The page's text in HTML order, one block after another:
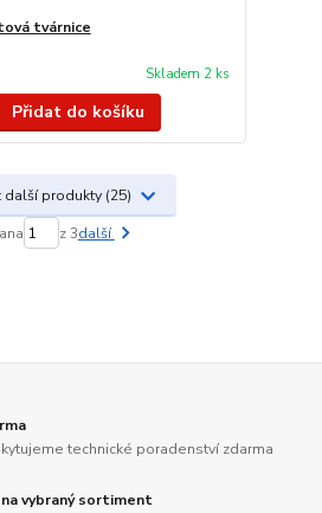
tvárnice
Skladem 2 ks
Přidat do košíku
další produkty (25)
z 3další
technické poradenství zdarma
vybraný sortiment